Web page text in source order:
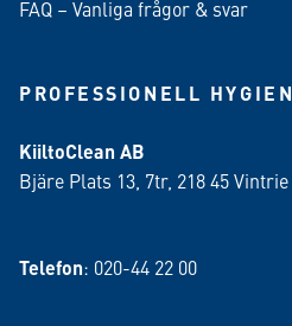
FAQ – Vanliga frågor & svar
PROFESSIONELL HYGIEN
KiiltoClean AB
Bjäre Plats 13, 7tr, 218 45 Vintrie
Telefon: 020-44 22 00